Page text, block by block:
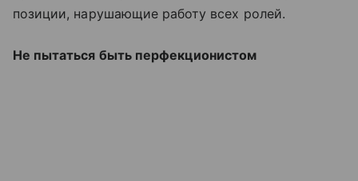
позиции, нарушающие работу всех ролей.
Не пытаться быть перфекционистом